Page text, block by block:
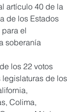
artículo 40 de la
de los Estados
el
soberanía
los 22 votos
de los
Colima,